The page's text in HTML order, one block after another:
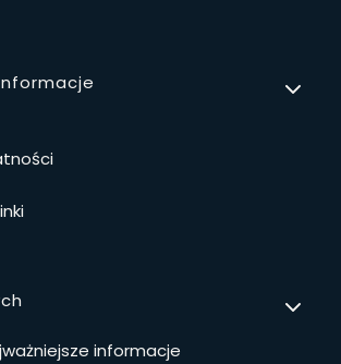
informacje